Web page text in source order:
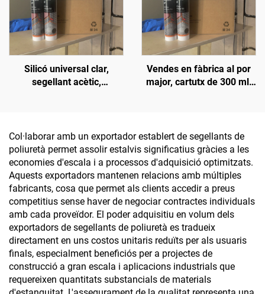
Silicó universal clar,
segellant acètic,
Vendes en fàbrica al por
major, cartutx de 300 ml,
antimoquil per a la
construcció
Col·laborar amb un exportador establert de segellants de
poliuretà permet assolir estalvis significatius gràcies a les
economies d'escala i a processos d'adquisició optimitzats.
Aquests exportadors mantenen relacions amb múltiples
fabricants, cosa que permet als clients accedir a preus
competitius sense haver de negociar contractes individuals
amb cada proveïdor. El poder adquisitiu en volum dels
exportadors de segellants de poliuretà es tradueix
directament en uns costos unitaris reduïts per als usuaris
finals, especialment beneficiós per a projectes de
construcció a gran escala i aplicacions industrials que
requereixen quantitats substancials de materials